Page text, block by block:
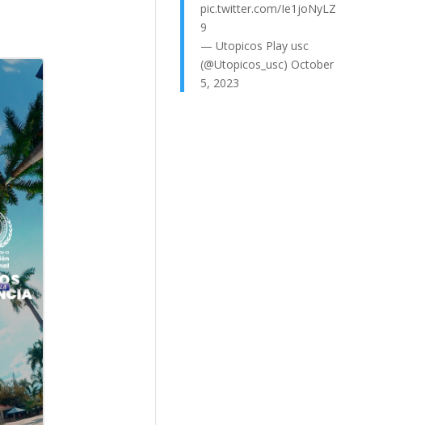
pic.twitter.com/Ie1joNyLZ
9
— Utopicos Play usc
(@Utopicos_usc) October
5, 2023